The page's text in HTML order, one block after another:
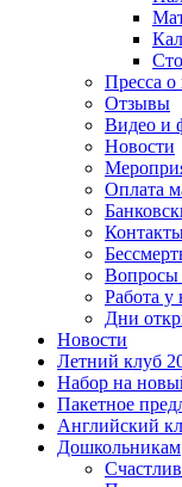
Пресса о
Отзывы
Видео и
Новости
Оплата
Вопросы
Работа у
Дни
Новости
Летний клуб
Набор на
Пакетное
Английский
Дошкольникам